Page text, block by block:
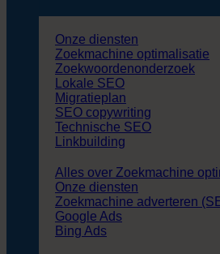
Onze diensten
Zoekmachine optimalisatie
Zoekwoordenonderzoek
Lokale SEO
Migratieplan
SEO copywriting
Technische SEO
Linkbuilding
Alles over Zoekmachine
Onze diensten
Zoekmachine adverteren
Google Ads
Bing Ads